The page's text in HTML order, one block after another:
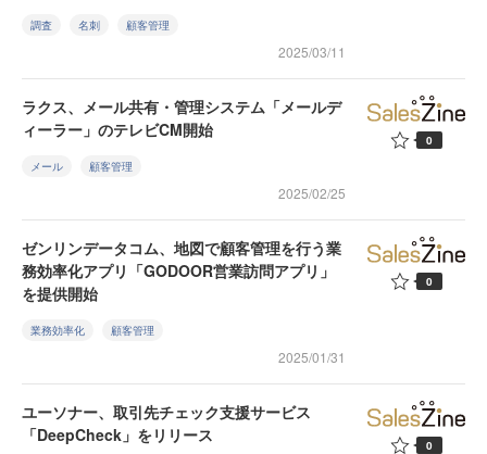
調査 名刺 顧客管理
2025/03/11
ラクス、メール共有・管理システム「メールデ
ィーラー」のテレビCM開始
メール 顧客管理
2025/02/25
0
ゼンリンデータコム、地図で顧客管理を行う業
務効率化アプリ「GODOOR営業訪問アプリ」
を提供開始
業務効率化 顧客管理
2025/01/31
0
ユーソナー、取引先チェック支援サービス
「DeepCheck」をリリース
0